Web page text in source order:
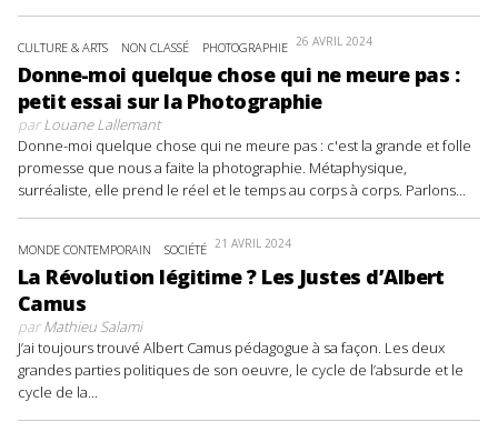
CULTURE & ARTS NON CLASSÉ PHOTOGRAPHIE 26 AVRIL 2024
Donne-moi quelque chose qui ne meure pas :
petit essai sur la Photographie
parLouane Lallemant
Donne-moi quelque chose qui ne meure pas : c'est la grande et folle
promesse que nous a faite la photographie. Métaphysique,
surréaliste, elle prend le réel et le temps au corps à corps. Parlons...
MONDE CONTEMPORAIN SOCIÉTÉ 21 AVRIL 2024
La Révolution légitime ? Les Justes d’Albert
Camus
parMathieu Salami
J’ai toujours trouvé Albert Camus pédagogue à sa façon. Les deux
grandes parties politiques de son oeuvre, le cycle de l’absurde et le
cycle de la...